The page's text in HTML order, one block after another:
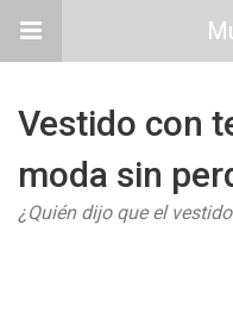
Vestido con
moda sin
¿Quién dijo que el